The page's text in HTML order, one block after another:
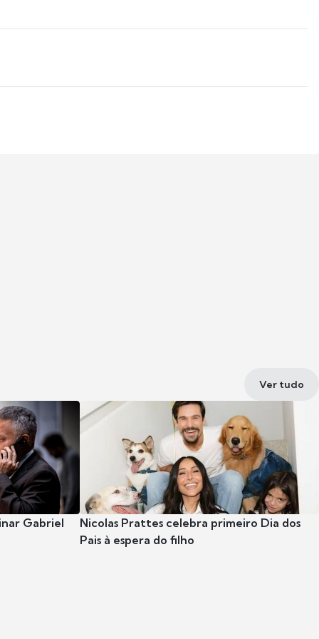
Ver tudo
Gabriel
Nicolas Prattes celebra primeiro Dia dos
Pais à espera do filho